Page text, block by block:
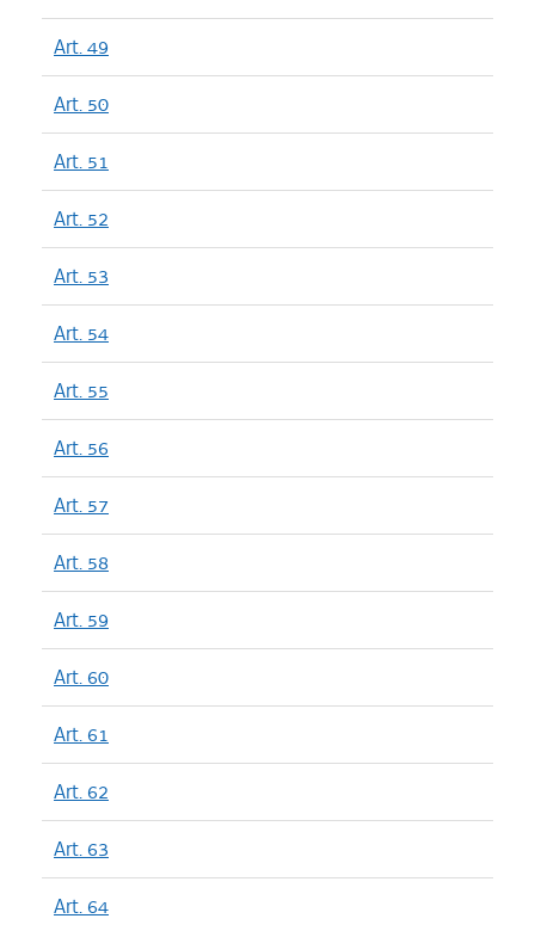
Art. 49
Art. 50
Art. 51
Art. 52
Art. 53
Art. 54
Art. 55
Art. 56
Art. 57
Art. 58
Art. 59
Art. 60
Art. 61
Art. 62
Art. 63
Art. 64